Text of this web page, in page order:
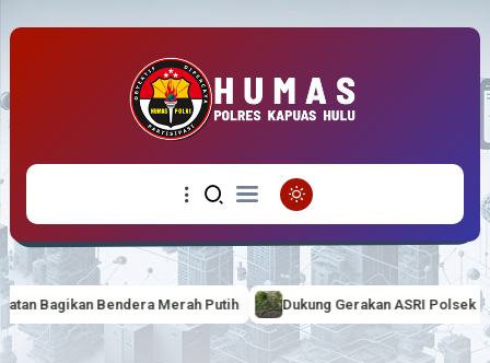
Putih Dukung Gerakan ASRI Polsek Putussibau Selatan